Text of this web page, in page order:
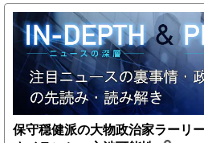
保守穏健派の大物政治家ラーリ